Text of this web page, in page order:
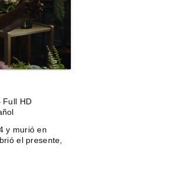
Full HD
y murió en
el presente,